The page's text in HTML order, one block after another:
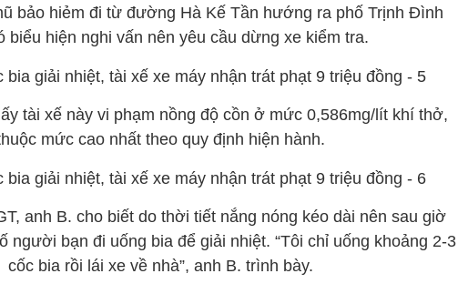
bảo hiẻm đi từ đường Hà Kế Tần hướng ra phố Trịnh Đình
biểu hiện nghi vấn nên yêu cầu dừng xe kiểm tra.
tài xế này vi phạm nồng độ cồn ở mức 0,586mg/lít khí thở,
mức cao nhất theo quy định hiện hành.
anh B. cho biết do thời tiết nắng nóng kéo dài nên sau giờ
người bạn đi uống bia để giải nhiệt. “Tôi chỉ uống khoảng 2-3
cốc bia rồi lái xe về nhà”, anh B. trình bày.